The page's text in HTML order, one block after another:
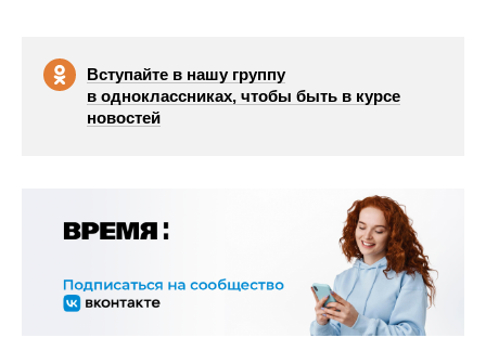
Вступайте в нашу группу
в одноклассниках, чтобы быть в курсе
новостей